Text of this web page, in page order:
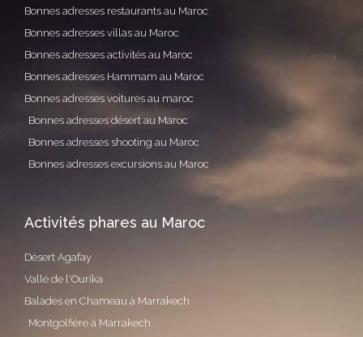
Bonnes adresses restaurants au Maroc
Bonnes adresses villas au Maroc
Bonnes adresses activités au Maroc
Bonnes adresses Hammam au Maroc
Bonnes adresses voitures au maroc
Bonnes adresses désert au Maroc
Bonnes adresses shooting au Maroc
Bonnes adresses excursions au Maroc
Activités phares au Maroc
Désert Agafay
Vallé de l'Ourika
Balades en Chameau à Marrakech
Montgolfière à Marrakech